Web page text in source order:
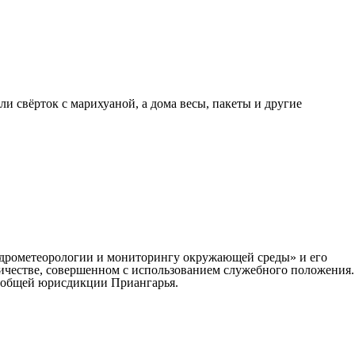
свёрток с марихуаной, а дома весы, пакеты и другие
и мониторингу окружающей среды» и его
совершенном с использованием служебного положения.
общей юрисдикции Приангарья.